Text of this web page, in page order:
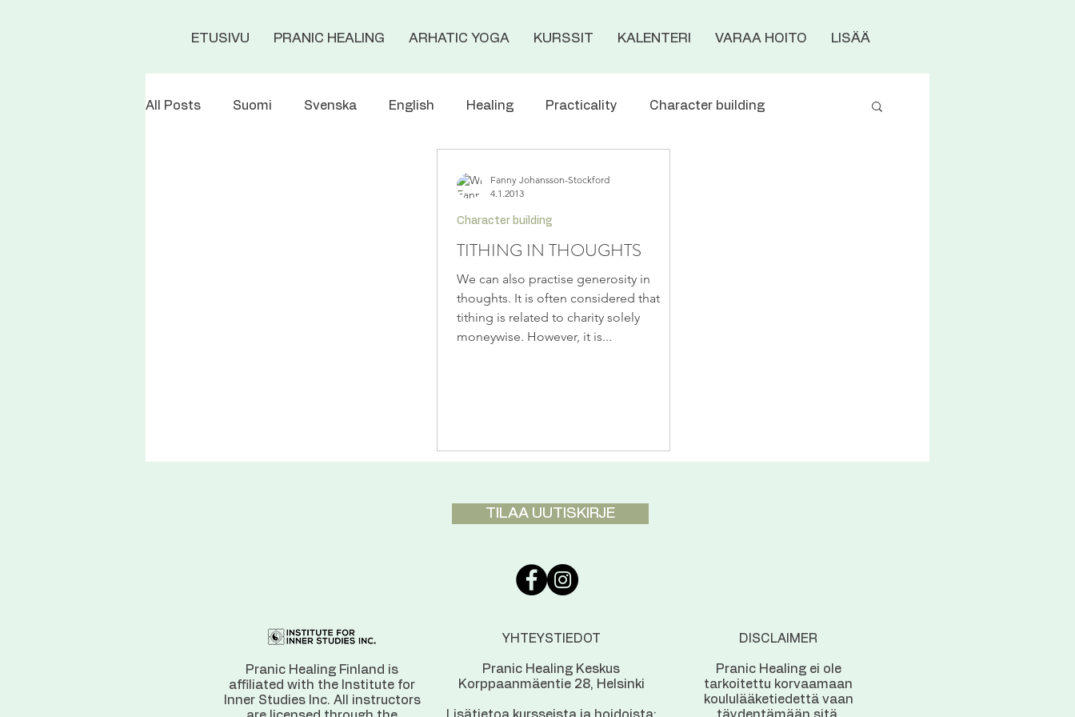
ETUSIVU PRANIC HEALING ARHATIC YOGA KURSSIT KALENTERI VARAA HOITO LISÄÄ
All Posts Suomi Svenska English Healing Practicality Character building
Fanny Johansson-Stockford
4.1.2013
Character building
TITHING IN THOUGHTS
We can also practise generosity in
thoughts. It is often considered that
tithing is related to charity solely
moneywise. However, it is...
TILAA UUTISKIRJE
Pranic Healing Finland is
affiliated with the Institute for
Inner Studies Inc. All instructors
YHTEYSTIEDOT
Pranic Healing Keskus
Korppaanmäentie 28, Helsinki
DISCLAIMER
Pranic Healing ei ole
tarkoitettu korvaamaan
koululääketiedettä vaan